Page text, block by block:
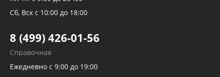
Трубок кондиционеров
Развертка пайка медных стальных
алюминиевых трубок и штуцеров
Сб, Вск с 10:00 до 18:00
8 (499) 426-01-56
Справочная
Ежедневно с 9:00 до 19:00